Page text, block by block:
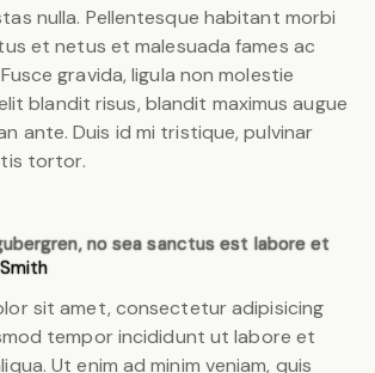
nulla. Pellentesque habitant morbi
et netus et malesuada fames ac
gravida, ligula non molestie
blandit risus, blandit maximus augue
ante. Duis id mi tristique, pulvinar
tortor.
no sea sanctus est labore et
sit amet, consectetur adipisicing
tempor incididunt ut labore et
Ut enim ad minim veniam, quis